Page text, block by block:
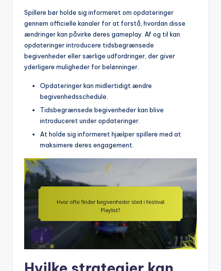
Spillere bør holde sig informeret om opdateringer
gennem officielle kanaler for at forstå, hvordan disse
ændringer kan påvirke deres gameplay. Af og til kan
opdateringer introducere tidsbegrænsede
begivenheder eller særlige udfordringer, der giver
yderligere muligheder for belønninger.
Opdateringer kan midlertidigt ændre
begivenhedsschedule.
Tidsbegrænsede begivenheder kan blive
introduceret under opdateringer.
At holde sig informeret hjælper spillere med at
maksimere deres engagement.